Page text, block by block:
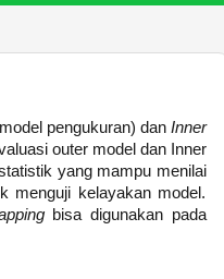
pengukuran) dan Inner
outer model dan Inner
yang mampu menilai
menguji kelayakan model.
bisa digunakan pada